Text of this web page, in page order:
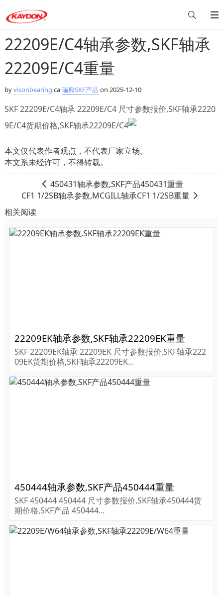
22209E/C4轴承参数,SKF轴承
22209E/C4重量
byvisonbearing ca瑞典SKF产品 on 2025-12-10
SKF 22209E/C4轴承 22209E/C4 尺寸参数报价,SKF轴承2220
9E/C4货期价格,SKF轴承22209E/C4
本文仅代表作者观点，不代表厂家立场。
本文系未经许可，不得转载。
450431轴承参数,SKF产品450431重量
CF1 1/2SB轴承参数,MCGILL轴承CF1 1/2SB重量
相关阅读
22209EK轴承参数,SKF轴承22209EK重量
SKF 22209EK轴承 22209EK 尺寸参数报价,SKF轴承222
09EK货期价格,SKF轴承22209EK...
450444轴承参数,SKF产品450444重量
SKF 450444 450444 尺寸参数报价,SKF轴承450444货
期价格,SKF产品 450444...